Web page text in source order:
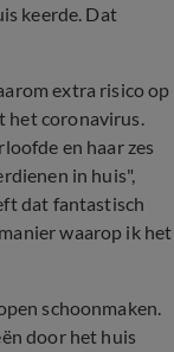
keerde. Dat
extra risico op
het coronavirus.
en haar zes
in huis",
dat fantastisch
waarop ik het
schoonmaken.
door het huis